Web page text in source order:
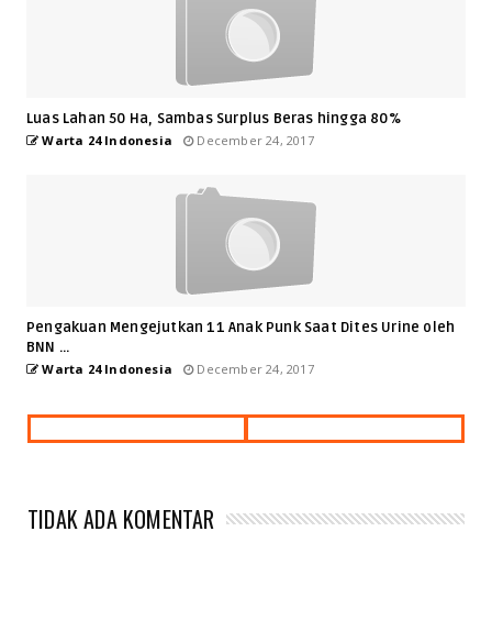
Luas Lahan 50 Ha, Sambas Surplus Beras hingga 80%
Warta 24 Indonesia December 24, 2017
Pengakuan Mengejutkan 11 Anak Punk Saat Dites Urine oleh
BNN ...
Warta 24 Indonesia December 24, 2017
TIDAK ADA KOMENTAR